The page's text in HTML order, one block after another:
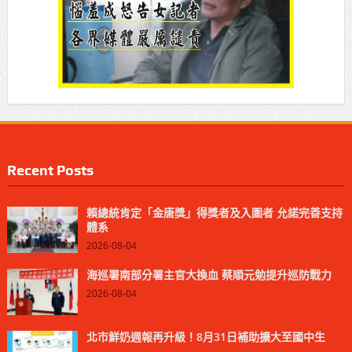
Recent Posts
賴總統肯定「金唐獎」得獎者及入圍者 允諾完善支持
體系
2026-08-04
海巡署南部分署主官大換血 蔡順元勉提升巡防戰力
2026-08-04
北市鮮奶週報再升級！8月31日補助擴大至國中生